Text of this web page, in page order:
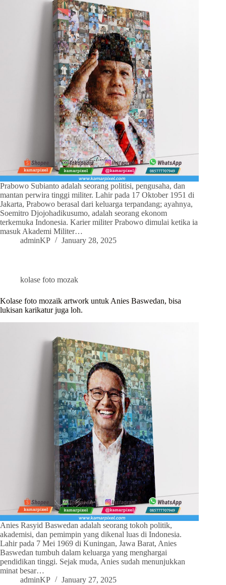
Prabowo Subianto adalah seorang politisi, pengusaha, dan
mantan perwira tinggi militer. Lahir pada 17 Oktober 1951 di
Jakarta, Prabowo berasal dari keluarga terpandang; ayahnya,
Soemitro Djojohadikusumo, adalah seorang ekonom
terkemuka Indonesia. Karier militer Prabowo dimulai ketika ia
masuk Akademi Militer…
adminKP
January 28, 2025
kolase foto mozak
Kolase foto mozaik artwork untuk Anies Baswedan, bisa
lukisan karikatur juga loh.
Anies Rasyid Baswedan adalah seorang tokoh politik,
akademisi, dan pemimpin yang dikenal luas di Indonesia.
Lahir pada 7 Mei 1969 di Kuningan, Jawa Barat, Anies
Baswedan tumbuh dalam keluarga yang menghargai
pendidikan tinggi. Sejak muda, Anies sudah menunjukkan
minat besar…
adminKP
January 27, 2025